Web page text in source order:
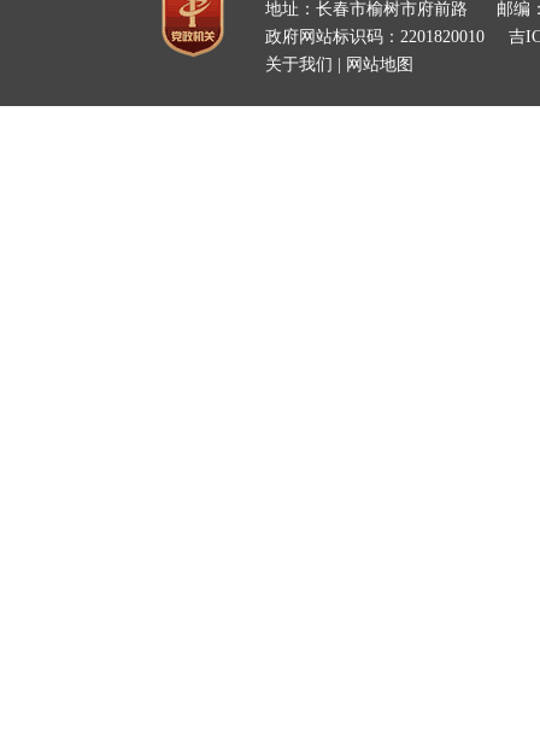
地址：长春市榆树市府前路
邮编
政府网站标识码：2201820010
吉
关于我们
网站地图